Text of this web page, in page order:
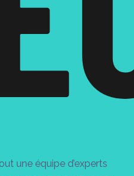
une équipe d’experts